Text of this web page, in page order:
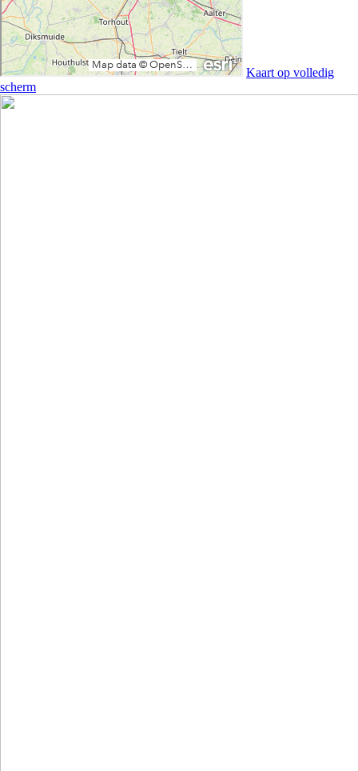
Kaart op volledig
scherm